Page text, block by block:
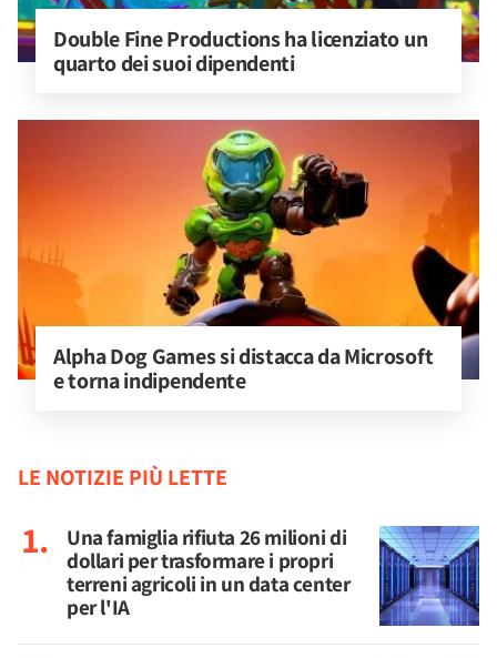
Double Fine Productions ha licenziato un
quarto dei suoi dipendenti
Alpha Dog Games si distacca da Microsoft
e torna indipendente
LE NOTIZIE PIÙ LETTE
Una famiglia rifiuta 26 milioni di
dollari per trasformare i propri
terreni agricoli in un data center
per l'IA